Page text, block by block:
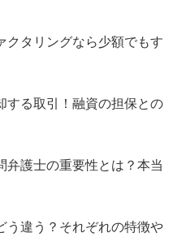
クタリングなら少額でもす
する取引！融資の担保との
弁護士の重要性とは？本当
う違う？それぞれの特徴や